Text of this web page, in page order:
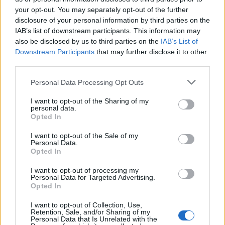
your opt-out. You may separately opt-out of the further
disclosure of your personal information by third parties on the
IAB’s list of downstream participants. This information may
also be disclosed by us to third parties on the IAB’s List of
Downstream Participants that may further disclose it to other
Personal Data Processing Opt Outs
I want to opt-out of the Sharing of my
personal data.
Opted In
I want to opt-out of the Sale of my
Personal Data.
Opted In
I want to opt-out of processing my
Personal Data for Targeted Advertising.
Opted In
I want to opt-out of Collection, Use,
Retention, Sale, and/or Sharing of my
Personal Data that Is Unrelated with the
mes të dënuarve në
burgun e Fierit, zbardhet
dëshmia e Denis Bajrit:
Urdhrin për të më sulmuar
e dha Ibrahim Lici…
Australi: Valixhja që ndezi
alarmin e policisë fshihte
një sekret krejt tjetër
Tajlanda përballet me një
tjetër sulm me armë, ish-
deputeti plagos zyrtarin e
lartë vetëm tre ditë pas
masakrës me 7 viktima
Politico: Sfida e Vannacci-
vendosë zgjedhjet, arsyet
pse Meloni ashpërson